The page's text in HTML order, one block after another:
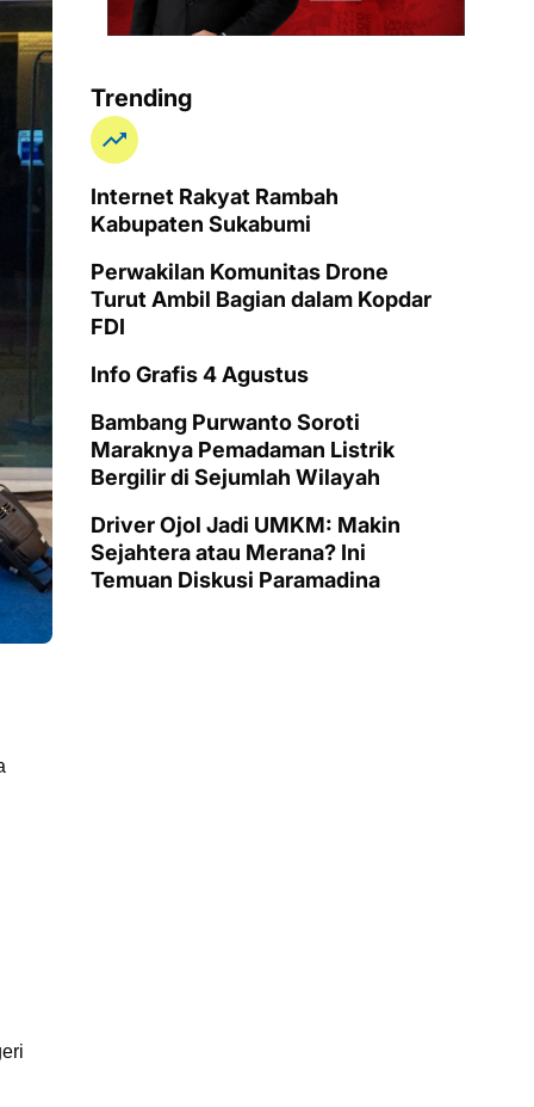
Trending
Internet Rakyat Rambah
Kabupaten Sukabumi
Perwakilan Komunitas Drone
Turut Ambil Bagian dalam Kopdar
FDI
Info Grafis 4 Agustus
Bambang Purwanto Soroti
Maraknya Pemadaman Listrik
Bergilir di Sejumlah Wilayah
Driver Ojol Jadi UMKM: Makin
Sejahtera atau Merana? Ini
Temuan Diskusi Paramadina